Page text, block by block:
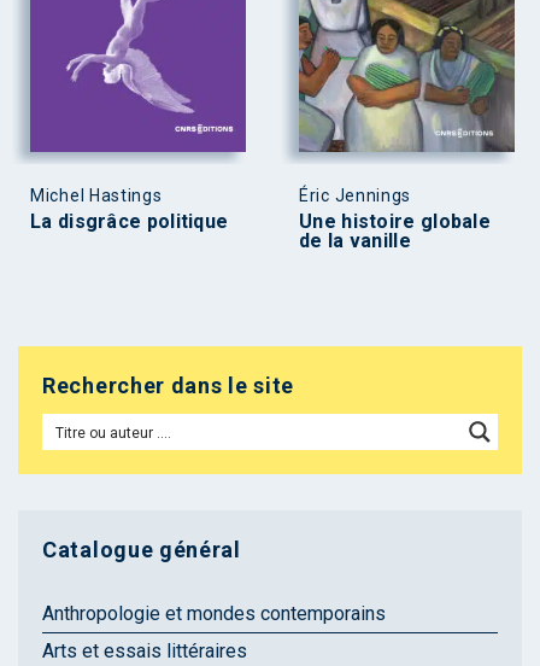
Michel Hastings
La disgrâce politique
Éric Jennings
Une histoire globale
de la vanille
Rechercher dans le site
Catalogue général
Anthropologie et mondes contemporains
Arts et essais littéraires